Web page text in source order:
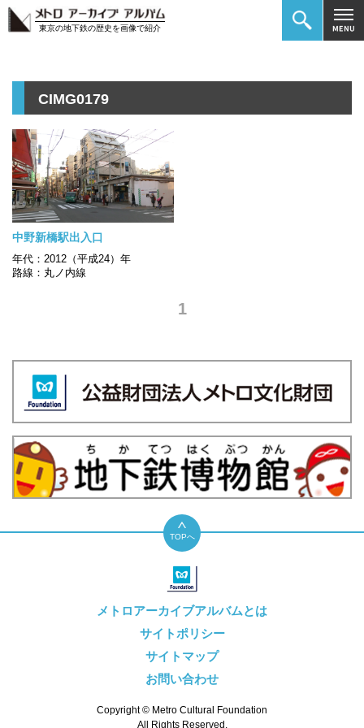
東京の地下鉄の歴史を画像で紹介
CIMG0179
中野新橋駅出入口
年代：2012（平成24）年
路線：丸ノ内線
1
TOPへ
メトロアーカイブアルバムとは
サイトポリシー
サイトマップ
お問い合わせ
Copyright © Metro Cultural Foundation
All Rights Reserved.